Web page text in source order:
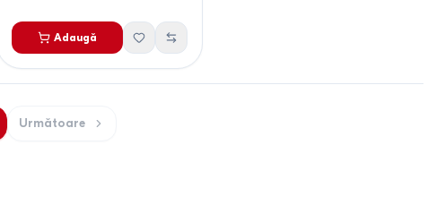
Adaugă
Următoare